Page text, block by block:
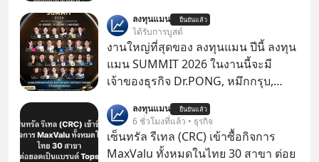
แรกในประเทศไทย ที่ Central Park
ลงทุนแมน ยืนยันแล้ว
ได้รับการบูสต์
งานใหญ่ที่สุดของ ลงทุนแมน ปีนี้ ลงทุน
แมน SUMMIT 2026 ในงานนี้จะมี
เจ้าของธุรกิจ Dr.PONG, หมึกกรุบ,
Fastwork, MizuMi, KARMART, อิชิตัน
มาแชร์ความรู้การสร้างธุรกิจ
ลงทุนแมน ยืนยันแล้ว
6 ชั่วโมงที่แล้ว • ธุรกิจ
เซ็นทรัล รีเทล (CRC) เข้าซื้อกิจการ
MaxValu ทั้งหมดในไทย 30 สาขา ต่อย